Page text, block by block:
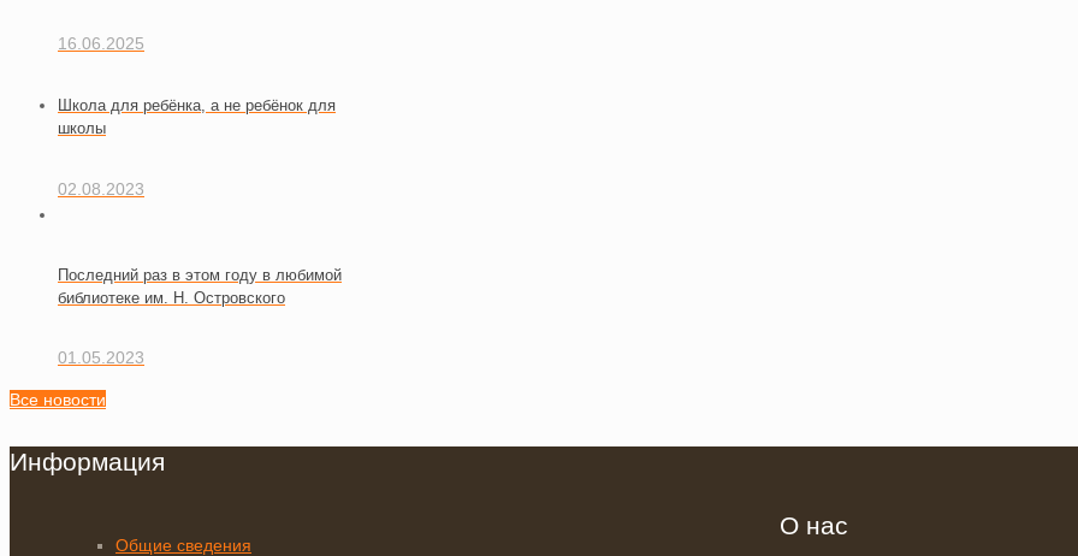
16.06.2025
Школа для ребёнка, а не ребёнок для
школы
02.08.2023
Последний раз в этом году в любимой
библиотеке им. Н. Островского
01.05.2023
Все новости
Информация
Общие сведения
О нас